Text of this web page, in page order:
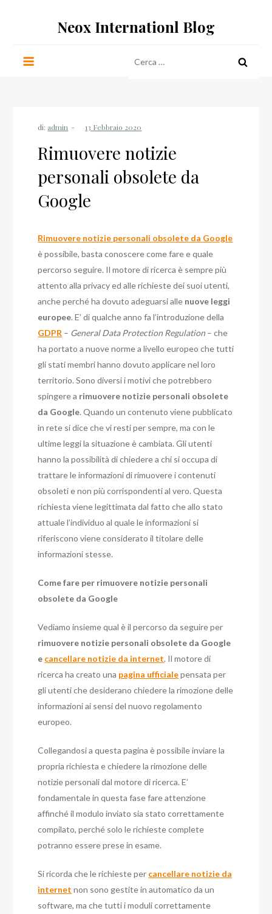
Neox Internationl Blog
per:
di: admin
Rimuovere notizie
personali obsolete da
Google
Rimuovere notizie personali obsolete da Google
è possibile, basta conoscere come fare e quale
percorso seguire. Il motore di ricerca è sempre più
attento alla privacy ed alle richieste dei suoi utenti,
anche perché ha dovuto adeguarsi alle nuove leggi
europee. E’ di qualche anno fa l’introduzione della
GDPR – General Data Protection Regulation – che
ha portato a nuove norme a livello europeo che tutti
gli stati membri hanno dovuto applicare nel loro
territorio. Sono diversi i motivi che potrebbero
spingere a rimuovere notizie personali obsolete
da Google. Quando un contenuto viene pubblicato
in rete si dice che vi resti per sempre, ma con le
ultime leggi la situazione è cambiata. Gli utenti
hanno la possibilità di chiedere a chi si occupa di
trattare le informazioni di rimuovere i contenuti
obsoleti e non più corrispondenti al vero. Questa
richiesta viene legittimata dal fatto che allo stato
attuale l’individuo al quale le informazioni si
riferiscono viene considerato il titolare delle
informazioni stesse.
Come fare per rimuovere notizie personali
obsolete da Google
Vediamo insieme qual è il percorso da seguire per
rimuovere notizie personali obsolete da Google
e cancellare notizie da internet. Il motore di
ricerca ha creato una pagina ufficiale pensata per
gli utenti che desiderano chiedere la rimozione delle
informazioni ai sensi del nuovo regolamento
europeo.
Collegandosi a questa pagina è possibile inviare la
propria richiesta e chiedere la rimozione delle
notizie personali dal motore di ricerca. E’
fondamentale in questa fase fare attenzione
affinché il modulo inviato sia stato correttamente
compilato, perché solo le richieste complete
potranno essere prese in esame.
Si ricorda che le richieste per cancellare notizie da
internet non sono gestite in automatico da un
software, ma che tutti i moduli correttamente